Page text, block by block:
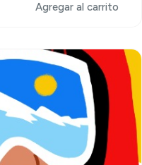
Agregar al carrito